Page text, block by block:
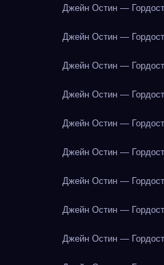
Джейн Остин —
Джейн Остин —
Джейн Остин —
Джейн Остин —
Джейн Остин —
Джейн Остин —
Джейн Остин —
Джейн Остин —
Джейн Остин —